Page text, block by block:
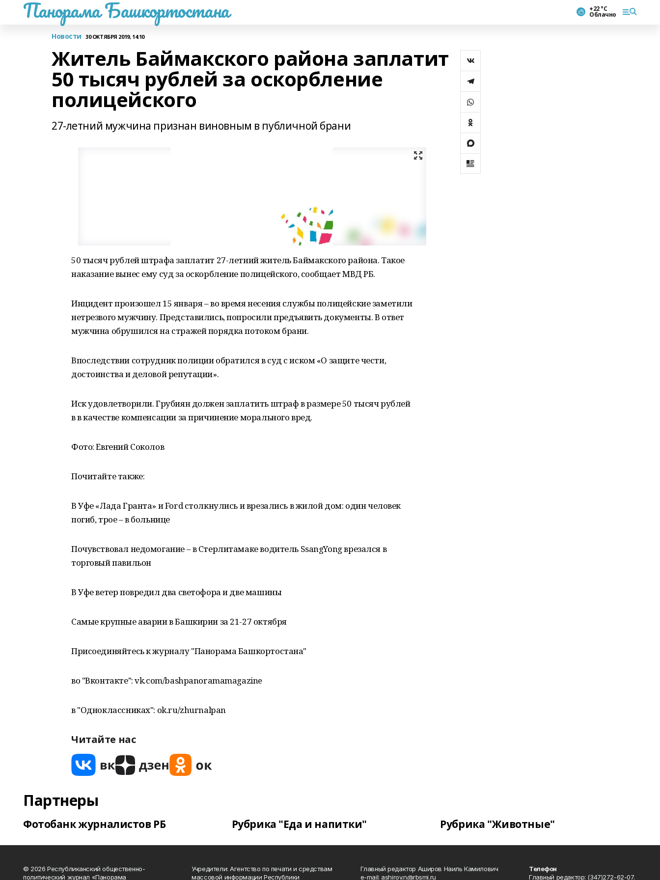
Панорама Башкортостана +22 °С
Облачно
Новости 30 ОКТЯБРЯ 2019, 14:10
Житель Баймакского района заплатит
50 тысяч рублей за оскорбление
полицейского
27-летний мужчина признан виновным в публичной брани
50 тысяч рублей штрафа заплатит 27-летний житель Баймакского района. Такое
наказание вынес ему суд за оскорбление полицейского, сообщает МВД РБ.
Инцидент произошел 15 января – во время несения службы полицейские заметили
нетрезвого мужчину. Представились, попросили предъявить документы. В ответ
мужчина обрушился на стражей порядка потоком брани.
Впоследствии сотрудник полиции обратился в суд с иском «О защите чести,
достоинства и деловой репутации».
Иск удовлетворили. Грубиян должен заплатить штраф в размере 50 тысяч рублей
в в качестве компенсации за причинение морального вред.
Фото: Евгений Соколов
Почитайте также:
В Уфе «Лада Гранта» и Ford столкнулись и врезались в жилой дом: один человек
погиб, трое – в больнице
Почувствовал недомогание – в Стерлитамаке водитель SsangYong врезался в
торговый павильон
В Уфе ветер повредил два светофора и две машины
Самые крупные аварии в Башкирии за 21-27 октября
Присоединяйтесь к журналу "Панорама Башкортостана"
во "Вконтакте": vk.com/bashpanoramamagazine
в "Одноклассниках": ok.ru/zhurnalpan
Читайте нас
Партнеры
Фотобанк журналистов РБ Рубрика "Еда и напитки" Рубрика "Животные"
© 2026 Республиканский общественно-
политический журнал «Панорама
Учредители: Агентство по печати и средствам
массовой информации Республики
Главный редактор Аширов Наиль Камилович
e-mail: ashirov.n@rbsmi.ru
Телефон
Главный редактор: (347)272-62-07.